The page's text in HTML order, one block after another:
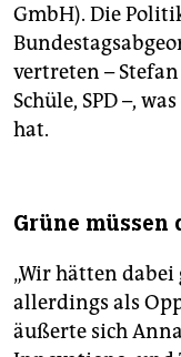
GmbH). Die
vertreten –
Schüle, SPD –,
hat.
Grüne müssen
„Wir hätten
allerdings als
äußerte sich